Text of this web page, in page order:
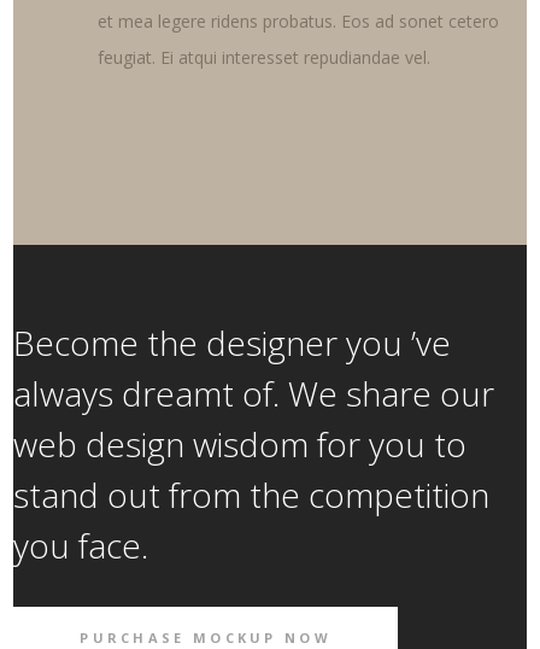
et mea legere ridens probatus. Eos ad sonet cetero
feugiat. Ei atqui interesset repudiandae vel.
Become the designer you ’ve
always dreamt of. We share our
web design wisdom for you to
stand out from the competition
you face.
PURCHASE MOCKUP NOW